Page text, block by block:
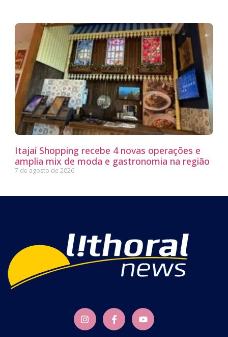
Itajaí Shopping recebe 4 novas operações e
amplia mix de moda e gastronomia na região
7 de agosto de 2026